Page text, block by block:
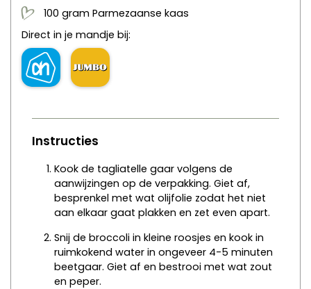
100 gram Parmezaanse kaas
Direct in je mandje bij:
Instructies
Kook de tagliatelle gaar volgens de
aanwijzingen op de verpakking. Giet af,
besprenkel met wat olijfolie zodat het niet
aan elkaar gaat plakken en zet even apart.
Snij de broccoli in kleine roosjes en kook in
ruimkokend water in ongeveer 4-5 minuten
beetgaar. Giet af en bestrooi met wat zout
en peper.